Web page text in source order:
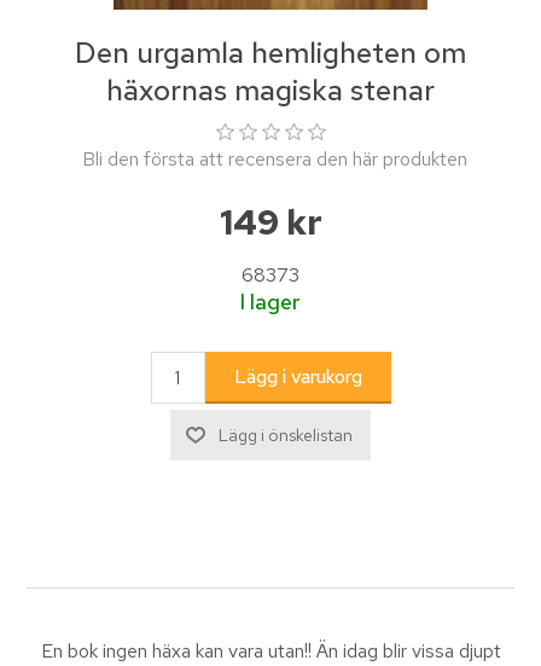
Den urgamla hemligheten om
häxornas magiska stenar
Bli den första att recensera den här produkten
149 kr
68373
I lager
En bok ingen häxa kan vara utan!! Än idag blir vissa djupt